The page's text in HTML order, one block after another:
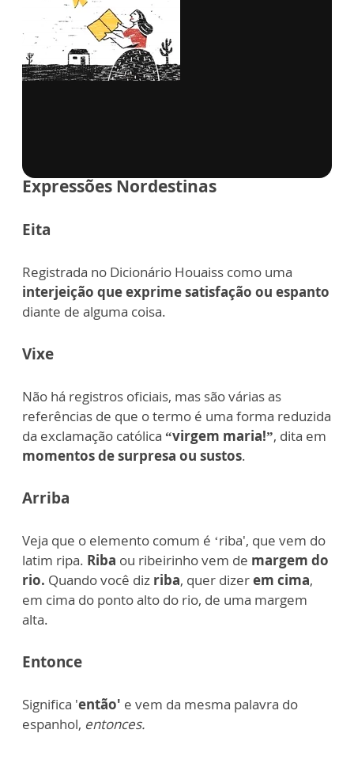
Expressões Nordestinas
Eita
Registrada no Dicionário Houaiss como uma
interjeição que exprime satisfação ou espanto
diante de alguma coisa.
Vixe
Não há registros oficiais, mas são várias as
referências de que o termo é uma forma reduzida
da exclamação católica “virgem maria!”, dita em
momentos de surpresa ou sustos.
Arriba
Veja que o elemento comum é ‘riba', que vem do
latim ripa. Riba ou ribeirinho vem de margem do
rio. Quando você diz riba, quer dizerem cima,
em cima do ponto alto do rio, de uma margem
alta.
Entonce
Significa 'então' e vem da mesma palavra do
espanhol, entonces.